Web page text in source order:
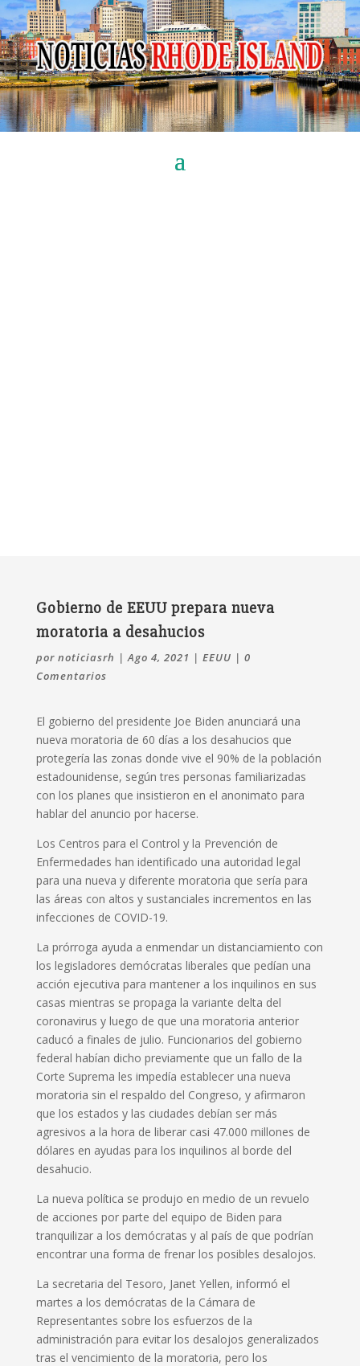
Gobierno de EEUU prepara nueva
moratoria a desahucios
por noticiasrh |Ago 4, 2021 | EEUU | 0
Comentarios
El gobierno del presidente Joe Biden anunciará una
nueva moratoria de 60 días a los desahucios que
protegería las zonas donde vive el 90% de la población
estadounidense, según tres personas familiarizadas
con los planes que insistieron en el anonimato para
hablar del anuncio por hacerse.
Los Centros para el Control y la Prevención de
Enfermedades han identificado una autoridad legal
para una nueva y diferente moratoria que sería para
las áreas con altos y sustanciales incrementos en las
infecciones de COVID-19.
La prórroga ayuda a enmendar un distanciamiento con
los legisladores demócratas liberales que pedían una
acción ejecutiva para mantener a los inquilinos en sus
casas mientras se propaga la variante delta del
coronavirus y luego de que una moratoria anterior
caducó a finales de julio. Funcionarios del gobierno
federal habían dicho previamente que un fallo de la
Corte Suprema les impedía establecer una nueva
moratoria sin el respaldo del Congreso, y afirmaron
que los estados y las ciudades debían ser más
agresivos a la hora de liberar casi 47.000 millones de
dólares en ayudas para los inquilinos al borde del
desahucio.
La nueva política se produjo en medio de un revuelo
de acciones por parte del equipo de Biden para
tranquilizar a los demócratas y al país de que podrían
encontrar una forma de frenar los posibles desalojos.
La secretaria del Tesoro, Janet Yellen, informó el
martes a los demócratas de la Cámara de
Representantes sobre los esfuerzos de la
administración para evitar los desalojos generalizados
tras el vencimiento de la moratoria, pero los